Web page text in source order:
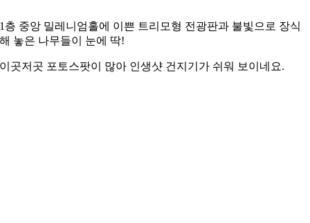
1층 중앙 밀레니엄홀에 이쁜 트리모형 전광판과 불빛으로 장식
해 놓은 나무들이 눈에 딱!
이곳저곳 포토스팟이 많아 인생샷 건지기가 쉬워 보이네요.